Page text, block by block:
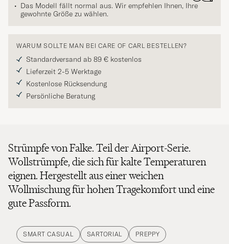
Das Modell fällt normal aus. Wir empfehlen Ihnen, Ihre
gewohnte Größe zu wählen.
WARUM SOLLTE MAN BEI CARE OF CARL BESTELLEN?
Standardversand ab 89 € kostenlos
Lieferzeit 2-5 Werktage
Kostenlose Rücksendung
Persönliche Beratung
Strümpfe von Falke. Teil der Airport-Serie.
Wollstrümpfe, die sich für kalte Temperaturen
eignen. Hergestellt aus einer weichen
Wollmischung für hohen Tragekomfort und eine
gute Passform.
SMART CASUAL SARTORIAL PREPPY